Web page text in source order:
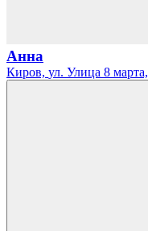
Анна
Киров, ул. Улица 8 марта,